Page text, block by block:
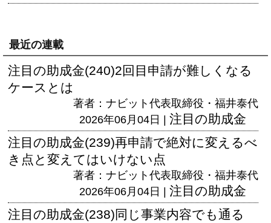
最近の連載
注目の助成金(240)2回目申請が難しくなる
ケースとは
著者：ナビット代表取締役・福井泰代
2026年06月04日 | 注目の助成金
注目の助成金(239)再申請で絶対に変えるべ
き点と変えてはいけない点
著者：ナビット代表取締役・福井泰代
2026年06月04日 | 注目の助成金
注目の助成金(238)同じ事業内容でも通る